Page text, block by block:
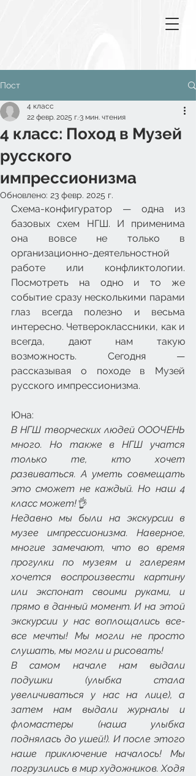
Пост
4 класс: Поход в Музей
русского
импрессионизма
4 класс
22 февр. 2025 г.3 мин. чтения
Обновлено: 23 февр. 2025 г.
Схема-конфигуратор — одна из
базовых схем НГШ. И применима
она вовсе не только в
организационно-деятельностной
работе или конфликтологии.
Посмотреть на одно и то же
событие сразу несколькими парами
глаз всегда полезно и весьма
интересно. Четвероклассники, как и
всегда, дают нам такую
возможность. Сегодня —
рассказывая о походе в Музей
русского импрессионизма.
Юна:
В НГШ творческих людей ОООЧЕНЬ
много. Но также в НГШ учатся
только те, кто хочет
развиваться. А уметь совмещать
это сможет не каждый. Но наш 4
класс может!👌
Недавно мы были на экскурсии в
музее импрессионизма. Наверное,
многие замечают, что во время
прогулки по музеям и галереям
хочется воспроизвести картину
или экспонат своими руками, и
прямо в данный момент. И на этой
экскурсии у нас воплощались все-
все мечты! Мы могли не просто
слушать, мы могли и рисовать!
В самом начале нам выдали
подушки (улыбка стала
увеличиваться у нас на лице), а
затем нам выдали журналы и
фломастеры (наша улыбка
поднялась до ушей!). И после этого
наше приключение началось! Мы
погрузились в мир художников. Ходя